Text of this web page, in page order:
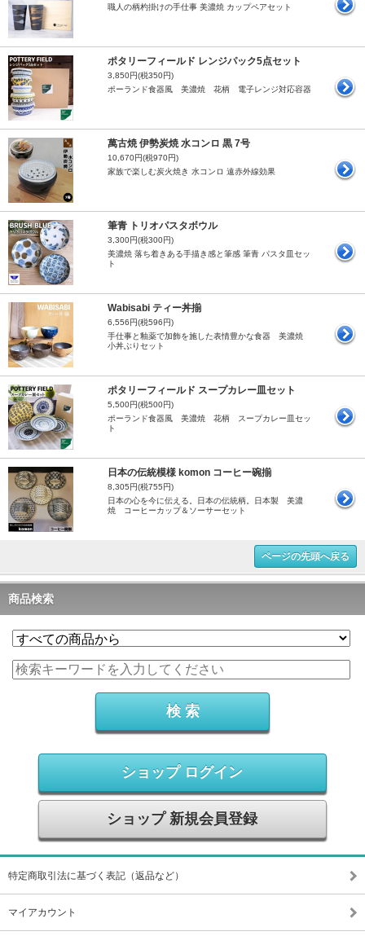
職人の柄杓掛けの手仕事 美濃焼 カップペアセット
ポタリーフィールド レンジパック5点セット
3,850円(税350円)
ポーランド食器風 美濃焼 花柄 電子レンジ対応容器
萬古焼 伊勢炭焼 水コンロ 黒 7号
10,670円(税970円)
家族で楽しむ炭火焼き 水コンロ 遠赤外線効果
筆青 トリオパスタボウル
3,300円(税300円)
美濃焼 落ち着きある手描き感と筆感 筆青 パスタ皿セッ
ト
Wabisabi ティー丼揃
6,556円(税596円)
手仕事と釉薬で加飾を施した表情豊かな食器 美濃焼
小丼ぶりセット
ポタリーフィールド スープカレー皿セット
5,500円(税500円)
ポーランド食器風 美濃焼 花柄 スープカレー皿セッ
ト
日本の伝統模様 komon コーヒー碗揃
8,305円(税755円)
日本の心を今に伝える。日本の伝統柄。日本製 美濃
焼 コーヒーカップ＆ソーサーセット
ページの先頭へ戻る
商品検索
ショップ ログイン
ショップ 新規会員登録
特定商取引法に基づく表記（返品など）
マイアカウント